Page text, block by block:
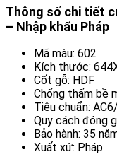
Thông số chi tiết
– Nhập khẩu Pháp
Mã màu: 602
Kích thước:
Cốt gỗ: HDF
Chống thấm bề
Tiêu chuẩn:
Quy cách đóng
Bảo hành: 35
Xuất xứ: Pháp